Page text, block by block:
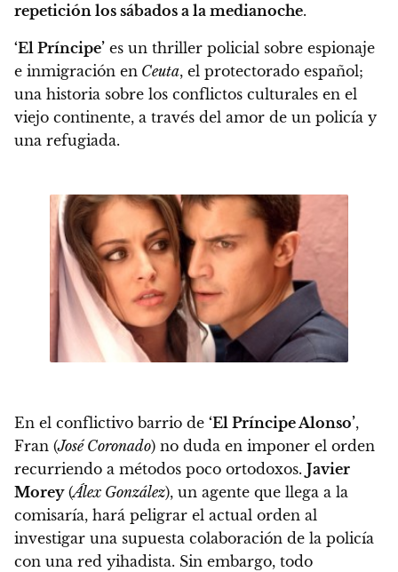
repetición los sábados a la medianoche.
‘El Príncipe’ es un thriller policial sobre espionaje
e inmigración en Ceuta, el protectorado español;
una historia sobre los conflictos culturales en el
viejo continente, a través del amor de un policía y
una refugiada.
En el conflictivo barrio de ‘El Príncipe Alonso’,
Fran (José Coronado) no duda en imponer el orden
recurriendo a métodos poco ortodoxos. Javier
Morey(Álex González), un agente que llega a la
comisaría, hará peligrar el actual orden al
investigar una supuesta colaboración de la policía
con una red yihadista. Sin embargo, todo